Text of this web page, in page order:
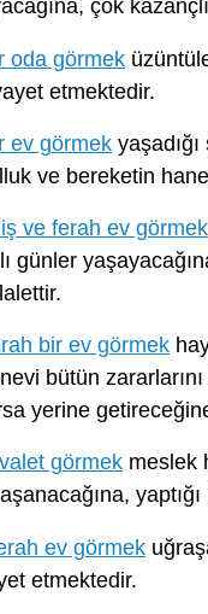
çok
oda görmek
etmektedir.
ev görmek
ve bereketin
ve ferah ev görmek
günler
bir ev görmek
bütün
yerine
görmek meslek
ev görmek
etmektedir.